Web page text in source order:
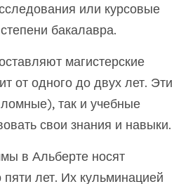
или курсовые
бакалавра.
магистерские
от одного до двух лет. Эти
так и учебные
свои знания и навыки.
в Альберте носят
лет. Их кульминацией